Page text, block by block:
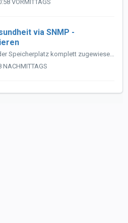
VORMITTAGS
via SNMP -
Bei der Nasbox V2 ist der Speicherplatz komplett zugewiesen und der Sensor meldet daher dass der Datenträger voll gelaufen ist. Wir haben dem Sensor die Opt...